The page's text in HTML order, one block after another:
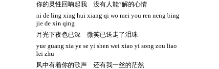
你的灵性回响起我 没有人能?解的心情
ni de ling xing hui xiang qi wo mei you ren neng bing
jie de xin qing
月光下夜色已深 微笑已送走了泪珠
yue guang xia ye se yi shen wei xiao yi song zou liao
lei zhu
风中有着你的歌声 还有我一丝的茫然